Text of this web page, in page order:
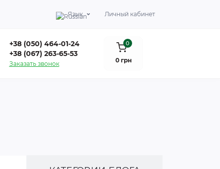
Язык Личный кабинет
+38 (050) 464-01-24
+38 (067) 263-65-53
Заказать звонок
0
0 грн